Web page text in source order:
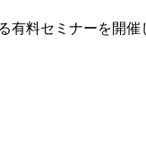
料セミナーを開催